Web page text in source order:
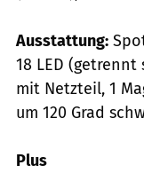
Ausstattung:
18 LED
mit Netzteil, 1
um 120 Grad
Plus